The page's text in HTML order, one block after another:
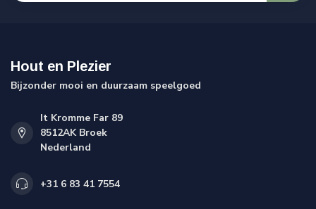
Hout en Plezier
Bijzonder mooi en duurzaam speelgoed
It Kromme Far 89
8512AK Broek
Nederland
+31 6 83 41 7554